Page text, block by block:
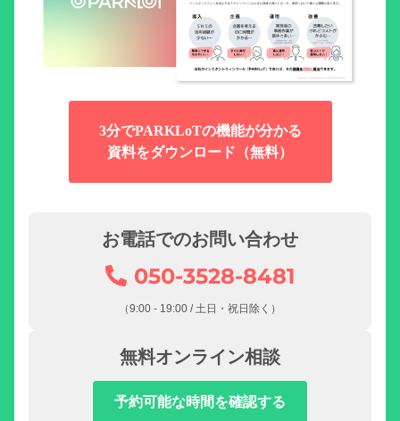
3分でPARKLoTの機能が分かる
資料をダウンロード（無料）
お電話でのお問い合わせ
050-3528-8481
（9:00 - 19:00 / 土日・祝日除く）
無料オンライン相談
予約可能な時間を確認する